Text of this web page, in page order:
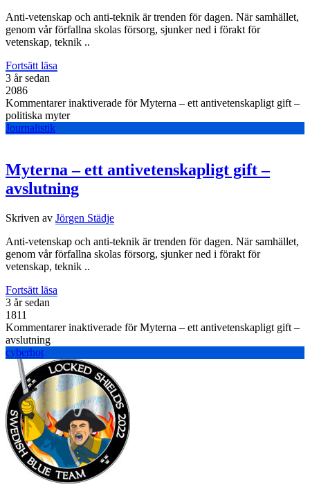
Anti-vetenskap och anti-teknik är trenden för dagen. När samhället,
genom vår förfallna skolas försorg, sjunker ned i förakt för
vetenskap, teknik ..
Fortsätt läsa
3 år sedan
2086
Kommentarer inaktiverade för Myterna – ett antivetenskapligt gift –
politiska myter
Journalistik
Myterna – ett antivetenskapligt gift –
avslutning
Skriven av Jörgen Städje
Anti-vetenskap och anti-teknik är trenden för dagen. När samhället,
genom vår förfallna skolas försorg, sjunker ned i förakt för
vetenskap, teknik ..
Fortsätt läsa
3 år sedan
1811
Kommentarer inaktiverade för Myterna – ett antivetenskapligt gift –
avslutning
cyberhot